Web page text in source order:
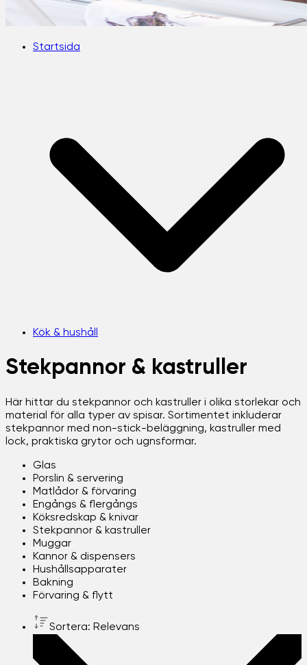
Startsida
Kök & hushåll
Stekpannor & kastruller
Här hittar du stekpannor och kastruller i olika storlekar och
material för alla typer av spisar. Sortimentet inkluderar
stekpannor med non-stick-beläggning, kastruller med
lock, praktiska grytor och ugnsformar.
Glas
Porslin & servering
Matlådor & förvaring
Engångs & flergångs
Köksredskap & knivar
Stekpannor & kastruller
Muggar
Kannor & dispensers
Hushållsapparater
Bakning
Förvaring & flytt
Sortera: Relevans